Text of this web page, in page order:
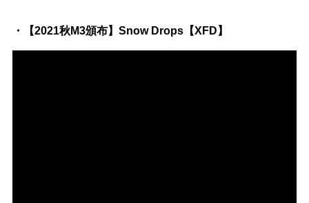
・【2021秋M3頒布】Snow Drops【XFD】